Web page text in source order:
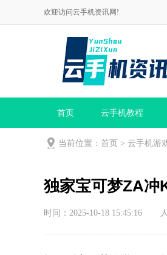
欢迎访问云手机资讯网!
首页 云手机教程
当前位置： 首页 > 云手机游
独家宝可梦ZA冲
时间：2025-10-18 15:45:16